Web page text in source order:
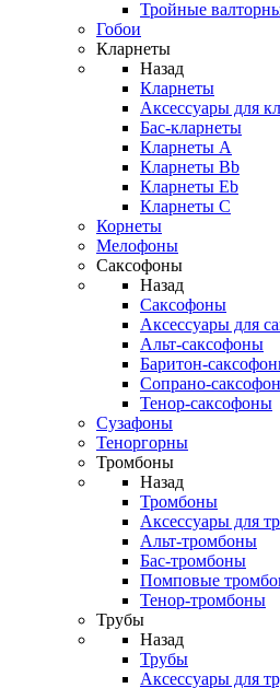
Тройные
Гобои
Кларнеты
Назад
Кларнеты
Аксессуары для
Бас-кларнеты
Кларнеты A
Кларнеты Bb
Кларнеты Eb
Кларнеты С
Корнеты
Мелофоны
Саксофоны
Назад
Саксофоны
Аксессуары для
Альт-саксофоны
Баритон-
Сопрано-
Тенор-саксофоны
Сузафоны
Теноргорны
Тромбоны
Назад
Тромбоны
Аксессуары для
Альт-тромбоны
Бас-тромбоны
Помповые
Тенор-тромбоны
Трубы
Назад
Трубы
Аксессуары для